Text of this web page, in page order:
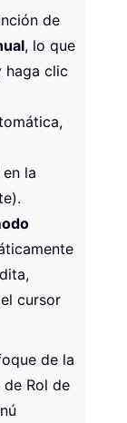
de
, lo que
haga clic
en la
cursor
de la
Rol de